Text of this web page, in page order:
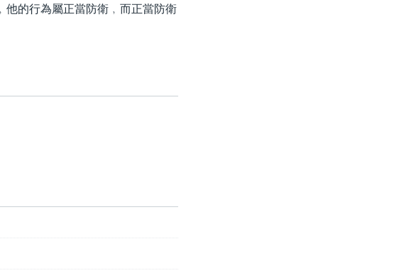
他的行為屬正當防衛﹐而正當防衛